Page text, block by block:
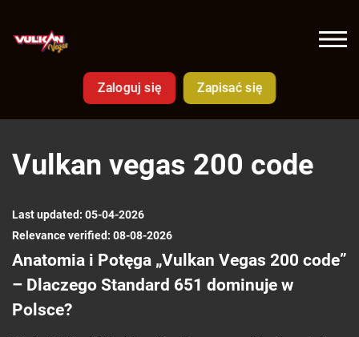
Zaloguj się Zapisać się
Vulkan vegas 200 code
Last updated: 05-04-2026
Relevance verified: 08-08-2026
Anatomia i Potęga „Vulkan Vegas 200 code”
– Dlaczego Standard 651 dominuje w
Polsce?